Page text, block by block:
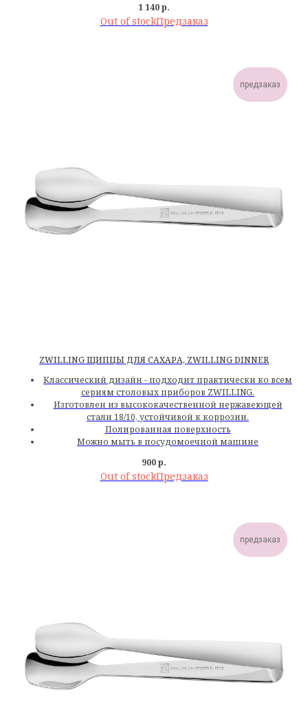
1 140р.
Out of stock
предзаказ
ZWILLING ЩИПЦЫ ДЛЯ САХАРА, ZWILLING DINNER
Классический дизайн - подходит практически ко всем
сериям столовых приборов ZWILLING.
Изготовлен из высококачественной нержавеющей
стали 18/10, устойчивой к коррозии.
Полированная поверхность
Можно мыть в посудомоечной машине
900р.
Out of stock
предзаказ